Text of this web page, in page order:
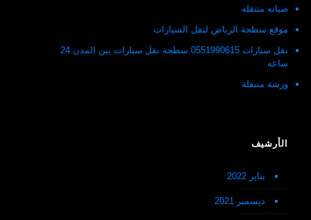
صيانه متنقله
موقع سطحة الرياض لنقل السيارات
نقل سيارات 0551990615 سطحة نقل سيارات بين المدن 24
ساعه
ورشة متنقلة
الأرشيف
يناير 2022
ديسمبر 2021